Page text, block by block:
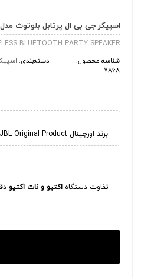
اسپیکر جی بی ال پرتابل بلوتوث مدل JBL PartyBox 100
BLUETOOTH PARTY SPEAKER
شناسه محصول:
7868
دسته‌بندی:
برند اورجینال JBL Original Product
تفاوت دستگاه اکتیو و نات اکتیو